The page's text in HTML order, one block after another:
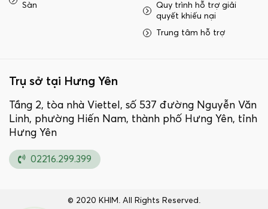
Sàn
Quy trình hỗ trợ giải
quyết khiếu nại
Trung tâm hỗ trợ
Trụ sở tại Hưng Yên
Tầng 2, tòa nhà Viettel, số 537 đường Nguyễn Văn
Linh, phường Hiến Nam, thành phố Hưng Yên, tỉnh
Hưng Yên
02216.299.399
© 2020 KHIM. All Rights Reserved.